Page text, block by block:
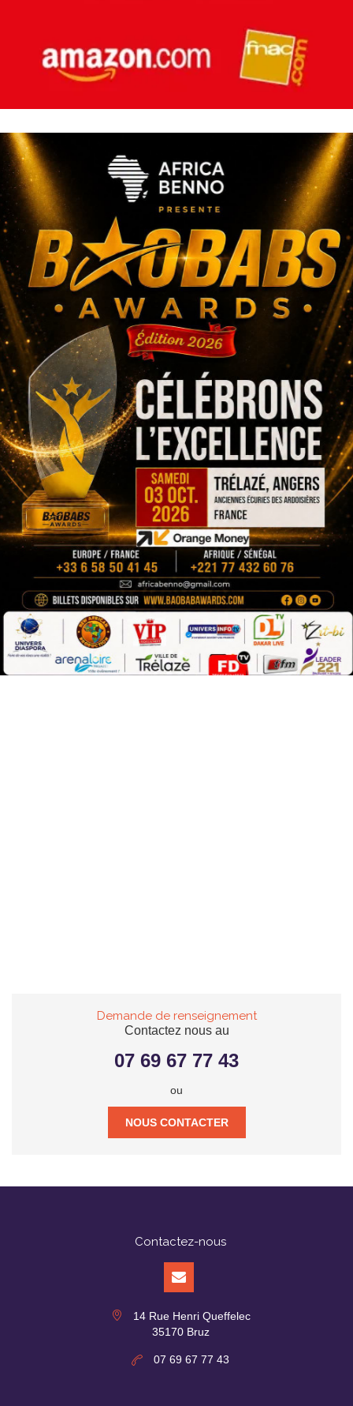
Demande de renseignement
Contactez nous au
07 69 67 77 43
ou
NOUS CONTACTER
Contactez-nous
14 Rue Henri Queffelec
35170 Bruz
07 69 67 77 43